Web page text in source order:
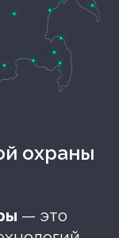
охраны
— это